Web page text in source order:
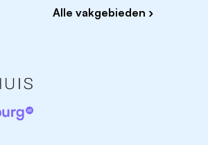
opdrachten binnen te halen
houding en scherpe oog
Alle vakgebieden ›